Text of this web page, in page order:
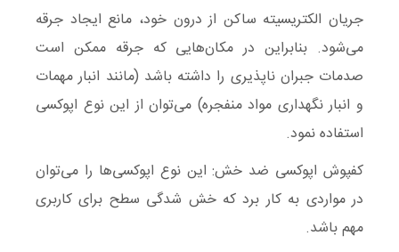
جریان الکتریسیته ساکن از درون خود، مانع ایجاد جرقه
می‌شود. بنابراین در مکان‌هایی که جرقه ممکن است
صدمات جبران ناپذیری را داشته باشد (مانند انبار مهمات
و انبار نگهداری مواد منفجره) می‌توان از این نوع اپوکسی
استفاده نمود.
کفپوش اپوکسی ضد خش:این نوع اپوکسی‌ها را می‌توان
در مواردی به کار برد که خش شدگی سطح برای کاربری
مهم باشد.